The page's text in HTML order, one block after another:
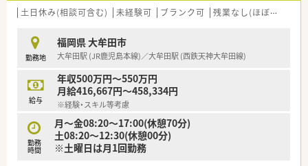
土日休み(相談可含む) 未経験可 ブランク可 残業なし(ほぼなし含む)
勤務地
福岡県 大牟田市
大牟田駅 (JR鹿児島本線)／大牟田駅 (西鉄天神大牟田線)
給与
年収500万円～550万円
月給416,667円～458,334円
※経験・スキル等考慮
勤務
時間
月～金08:20～17:00(休憩70分)
土08:20～12:30(休憩00分)
※土曜日は月1回勤務